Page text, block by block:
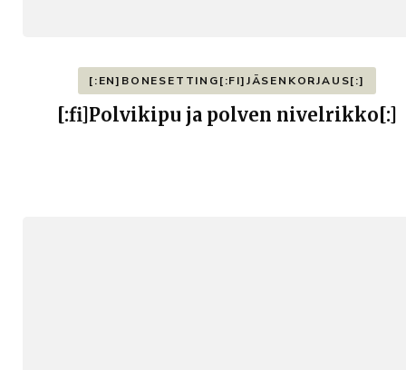
[:EN]BONESETTING[:FI]JÄSENKORJAUS[:]
[:fi]Polvikipu ja polven nivelrikko[:]